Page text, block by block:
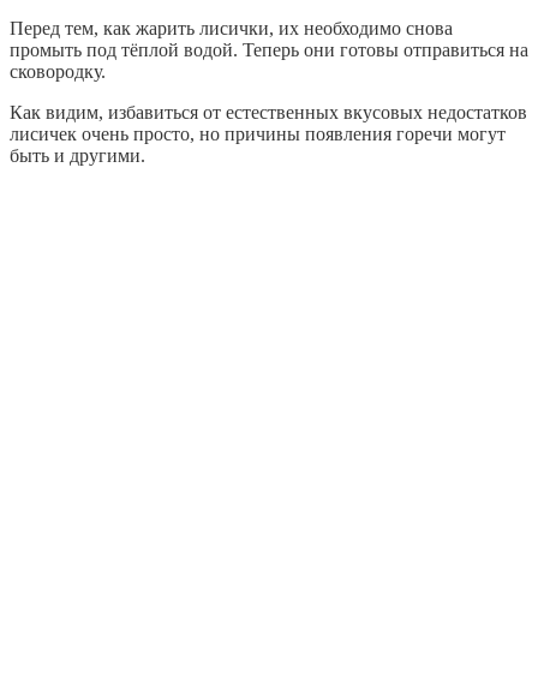
Перед тем, как жарить лисички, их необходимо снова
промыть под тёплой водой. Теперь они готовы отправиться на
сковородку.
Как видим, избавиться от естественных вкусовых недостатков
лисичек очень просто, но причины появления горечи могут
быть и другими.